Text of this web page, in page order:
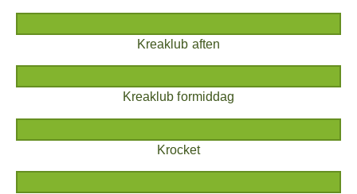
Kreaklub aften
Kreaklub formiddag
Krocket